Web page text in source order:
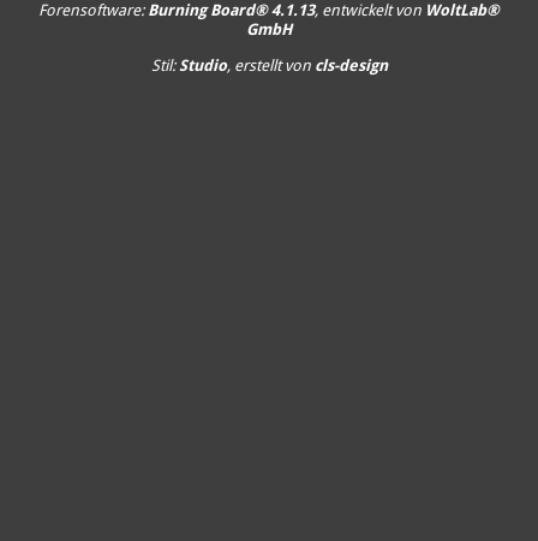
Forensoftware: Burning Board® 4.1.13, entwickelt von WoltLab®
GmbH
Stil:Studio, erstellt von cls-design